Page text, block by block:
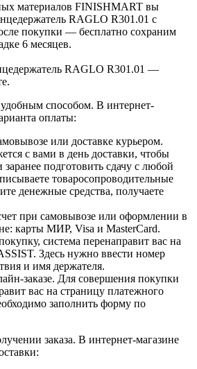
материалов FINISHMART вы
RAGLO R301.01 с
покупки — бесплатно сохраним
6 месяцев.
RAGLO R301.01 —
способом. В интернет-
оплаты:
или доставке курьером.
с вами в день доставки, чтобы
заранее подготовить сдачу с любой
товаросопроводительные
денежные средства, получаете
при самовывозе или оформлении в
карты МИР, Visa и MasterCard.
система перенаправит вас на
Здесь нужно ввести номер
и имя держателя.
заказе. Для совершения покупки
вас на страницу платежного
заполнить форму по
заказа. В интернет-магазине